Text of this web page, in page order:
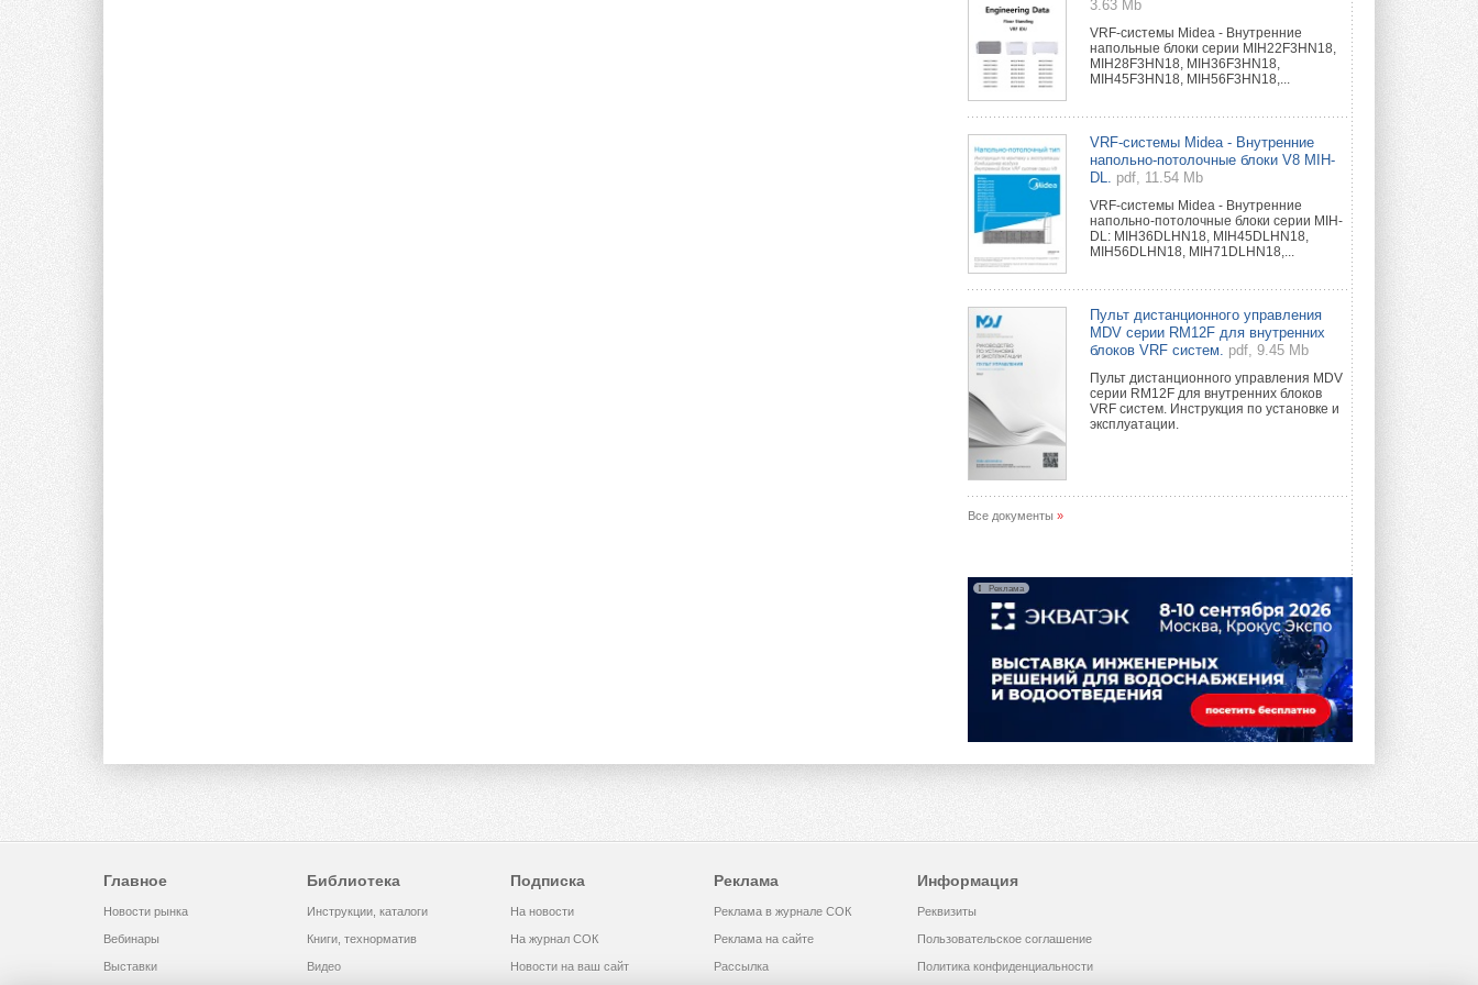
3.63 Mb
VRF-системы Midea - Внутренние
напольные блоки серии MIH22F3HN18,
MIH28F3HN18, MIH36F3HN18,
MIH45F3HN18, MIH56F3HN18,...
VRF-системы Midea - Внутренние
напольно-потолочные блоки V8 MIH-
DL.
pdf, 11.54 Mb
VRF-системы Midea - Внутренние
напольно-потолочные блоки серии MIH-
DL: MIH36DLHN18, MIH45DLHN18,
MIH56DLHN18, MIH71DLHN18,...
Пульт дистанционного управления
MDV серии RM12F для внутренних
блоков VRF систем.
pdf, 9.45 Mb
Пульт дистанционного управления MDV
серии RM12F для внутренних блоков
VRF систем. Инструкция по установке и
эксплуатации.
Все документы »
Реклама
Главное
Новости рынка
Вебинары
Выставки
Библиотека
Инструкции, каталоги
Книги, технорматив
Видео
Подписка
На новости
На журнал СОК
Новости на ваш сайт
Реклама
Реклама в журнале СОК
Реклама на сайте
Рассылка
Информация
Реквизиты
Пользовательское соглашение
Политика конфиденциальности